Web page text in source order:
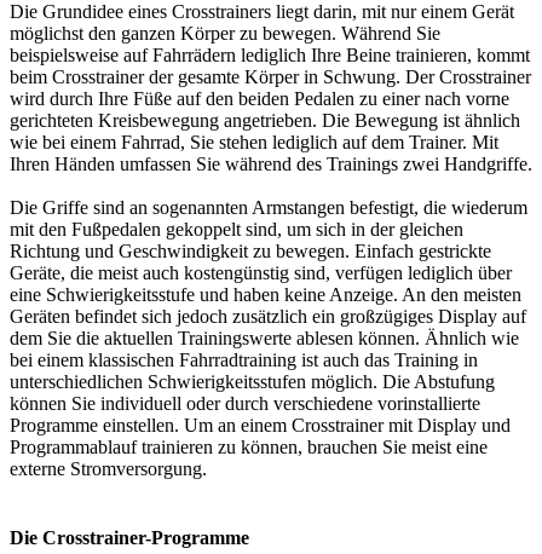
Die Grundidee eines Crosstrainers liegt darin, mit nur einem Gerät
möglichst den ganzen Körper zu bewegen. Während Sie
beispielsweise auf Fahrrädern lediglich Ihre Beine trainieren, kommt
beim Crosstrainer der gesamte Körper in Schwung. Der Crosstrainer
wird durch Ihre Füße auf den beiden Pedalen zu einer nach vorne
gerichteten Kreisbewegung angetrieben. Die Bewegung ist ähnlich
wie bei einem Fahrrad, Sie stehen lediglich auf dem Trainer. Mit
Ihren Händen umfassen Sie während des Trainings zwei Handgriffe.
Die Griffe sind an sogenannten Armstangen befestigt, die wiederum
mit den Fußpedalen gekoppelt sind, um sich in der gleichen
Richtung und Geschwindigkeit zu bewegen. Einfach gestrickte
Geräte, die meist auch kostengünstig sind, verfügen lediglich über
eine Schwierigkeitsstufe und haben keine Anzeige. An den meisten
Geräten befindet sich jedoch zusätzlich ein großzügiges Display auf
dem Sie die aktuellen Trainingswerte ablesen können. Ähnlich wie
bei einem klassischen Fahrradtraining ist auch das Training in
unterschiedlichen Schwierigkeitsstufen möglich. Die Abstufung
können Sie individuell oder durch verschiedene vorinstallierte
Programme einstellen. Um an einem Crosstrainer mit Display und
Programmablauf trainieren zu können, brauchen Sie meist eine
externe Stromversorgung.
Die Crosstrainer-Programme